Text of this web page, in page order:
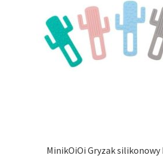
MinikOiOi Gryzak silikonowy